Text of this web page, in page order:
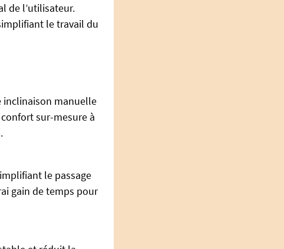
de l’utilisateur.
le travail du
inclinaison manuelle
sur-mesure à
le passage
gain de temps pour